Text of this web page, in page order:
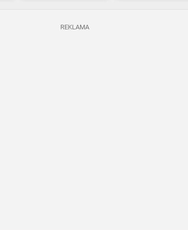
REKLAMA